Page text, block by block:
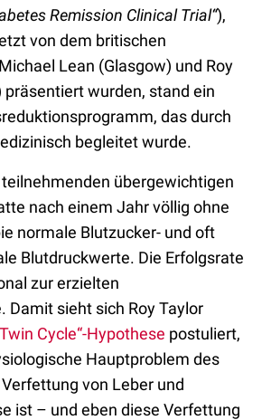
Remission Clinical Trial“),
von dem britischen
Lean (Glasgow) und Roy
wurden, stand ein
das durch
begleitet wurde.
übergewichtigen
nach einem Jahr völlig ohne
normale Blutzucker- und oft
Blutdruckwerte. Die Erfolgsrate
zur erzielten
Damit sieht sich Roy Taylor
Cycle“-Hypothese postuliert,
Hauptproblem des
von Leber und
ist – und eben diese Verfettung